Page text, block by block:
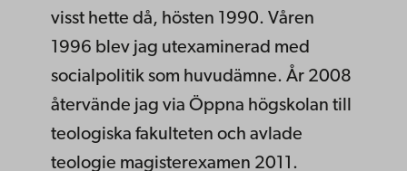
visst hette då, hösten 1990. Våren
1996 blev jag utexaminerad med
socialpolitik som huvudämne. År 2008
återvände jag via Öppna högskolan till
teologiska fakulteten och avlade
teologie magisterexamen 2011.